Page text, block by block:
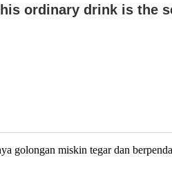
miskin tegar dan